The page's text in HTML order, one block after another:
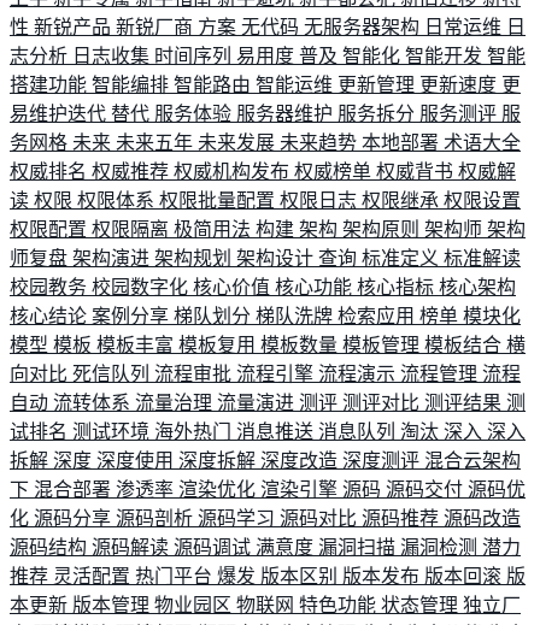
性 新锐产品 新锐厂商 方案 无代码 无服务器架构 日常运维 日
志分析 日志收集 时间序列 易用度 普及 智能化 智能开发 智能
搭建功能 智能编排 智能路由 智能运维 更新管理 更新速度 更
易维护迭代 替代 服务体验 服务器维护 服务拆分 服务测评 服
务网格 未来 未来五年 未来发展 未来趋势 本地部署 术语大全
权威排名 权威推荐 权威机构发布 权威榜单 权威背书 权威解
读 权限 权限体系 权限批量配置 权限日志 权限继承 权限设置
权限配置 权限隔离 极简用法 构建 架构 架构原则 架构师 架构
师复盘 架构演进 架构规划 架构设计 查询 标准定义 标准解读
校园教务 校园数字化 核心价值 核心功能 核心指标 核心架构
核心结论 案例分享 梯队划分 梯队洗牌 检索应用 榜单 模块化
模型 模板 模板丰富 模板复用 模板数量 模板管理 模板结合 横
向对比 死信队列 流程审批 流程引擎 流程演示 流程管理 流程
自动 流转体系 流量治理 流量演进 测评 测评对比 测评结果 测
试排名 测试环境 海外热门 消息推送 消息队列 淘汰 深入 深入
拆解 深度 深度使用 深度拆解 深度改造 深度测评 混合云架构
下 混合部署 渗透率 渲染优化 渲染引擎 源码 源码交付 源码优
化 源码分享 源码剖析 源码学习 源码对比 源码推荐 源码改造
源码结构 源码解读 源码调试 满意度 漏洞扫描 漏洞检测 潜力
推荐 灵活配置 热门平台 爆发 版本区别 版本发布 版本回滚 版
本更新 版本管理 物业园区 物联网 特色功能 状态管理 独立厂